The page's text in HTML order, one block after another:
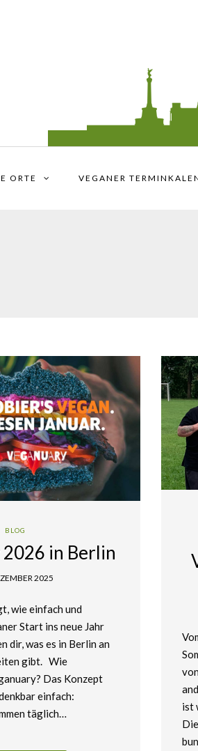
ORTE VEGANER
BLOG
in Berlin
2025
wie einfach und
Start ins neue Jahr
dir, was es in Berlin an
gibt. Wie
Das Konzept
einfach:
täglich…
ist